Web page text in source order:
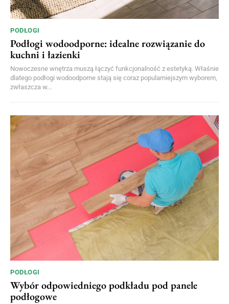
PODŁOGI
Podłogi wodoodporne: idealne rozwiązanie do
kuchni i łazienki
Nowoczesne wnętrza muszą łączyć funkcjonalność z estetyką. Właśnie
dlatego podłogi wodoodporne stają się coraz popularniejszym wyborem,
zwłaszcza w...
PODŁOGI
Wybór odpowiedniego podkładu pod panele
podłogowe